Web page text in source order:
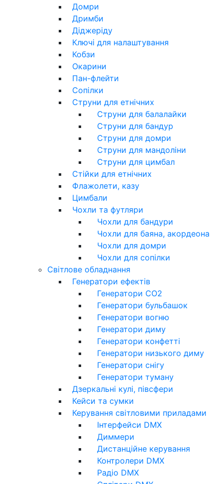
Домри
Дримби
Діджеріду
Ключі для налаштування
Кобзи
Окарини
Пан-флейти
Сопілки
Струни для етнічних
Струни для балалайки
Струни для бандур
Струни для домри
Струни для мандоліни
Струни для цимбал
Стійки для етнічних
Флажолети, казу
Цимбали
Чохли та футляри
Чохли для бандури
Чохли для баяна, акордеона
Чохли для домри
Чохли для сопілки
Світлове обладнання
Генератори ефектів
Генератори CO2
Генератори бульбашок
Генератори вогню
Генератори диму
Генератори конфетті
Генератори низького диму
Генератори снігу
Генератори туману
Дзеркальні кулі, півсфери
Кейси та сумки
Керування світловими приладами
Інтерфейси DMX
Диммери
Дистанційне керування
Контролери DMX
Радіо DMX